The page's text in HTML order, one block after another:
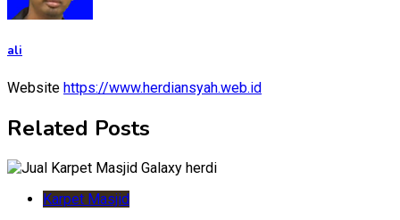
ali
Website https://www.herdiansyah.web.id
Related Posts
Karpet Masjid